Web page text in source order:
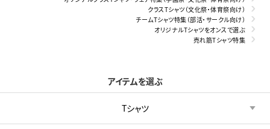
クラスTシャツ（文化祭・体育祭向け）
チームTシャツ特集（部活・サークル向け）
オリジナルTシャツをオンスで選ぶ
売れ筋Tシャツ特集
アイテムを選ぶ
Tシャツ